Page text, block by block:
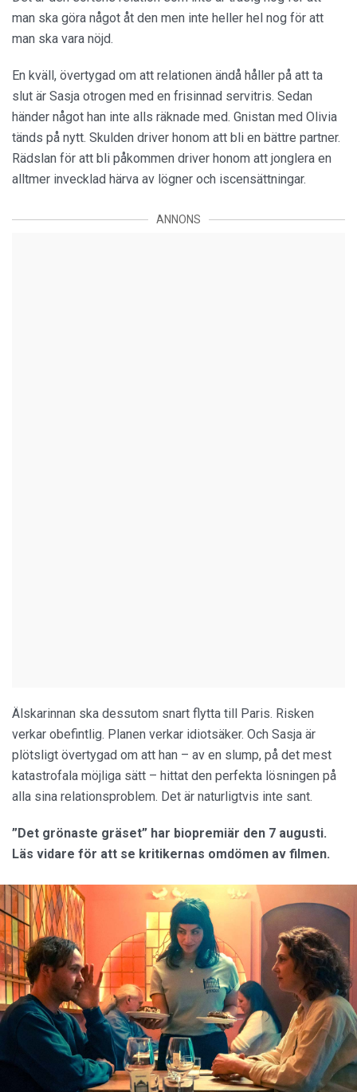
man ska göra något åt den men inte heller hel nog för att
man ska vara nöjd.
En kväll, övertygad om att relationen ändå håller på att ta
slut är Sasja otrogen med en frisinnad servitris. Sedan
händer något han inte alls räknade med. Gnistan med Olivia
tänds på nytt. Skulden driver honom att bli en bättre partner.
Rädslan för att bli påkommen driver honom att jonglera en
alltmer invecklad härva av lögner och iscensättningar.
ANNONS
Älskarinnan ska dessutom snart flytta till Paris. Risken
verkar obefintlig. Planen verkar idiotsäker. Och Sasja är
plötsligt övertygad om att han – av en slump, på det mest
katastrofala möjliga sätt – hittat den perfekta lösningen på
alla sina relationsproblem. Det är naturligtvis inte sant.
”Det grönaste gräset” har biopremiär den 7 augusti.
Läs vidare för att se kritikernas omdömen av filmen.